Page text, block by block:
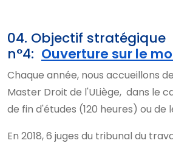
04. Objectif stratégique
n°4: Ouverture sur le
Chaque année, nous accueillons
Master Droit de l'ULiège, dans le
de fin d'études (120 heures) ou de
En 2018, 6 juges du tribunal du